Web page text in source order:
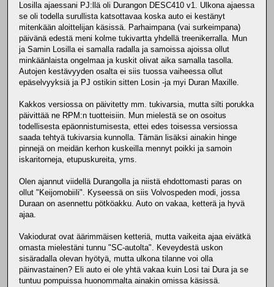
Losilla ajaessani PJ:llä oli Durangon DESC410 v1. Ulkona ajaessa
se oli todella surullista katsottavaa koska auto ei kestänyt
mitenkään aloittelijan käsissä. Parhaimpana (vai surkeimpana)
päivänä edestä meni kolme tukivartta yhdellä treenikerralla. Mun
ja Samin Losilla ei samalla radalla ja samoissa ajoissa ollut
minkäänlaista ongelmaa ja kuskit olivat aika samalla tasolla.
Autojen kestävyyden osalta ei siis tuossa vaiheessa ollut
epäselvyyksiä ja PJ ostikin sitten Losin -ja myi Duran Maxille.
Kakkos versiossa on päivitetty mm. tukivarsia, mutta silti porukka
päivittää ne RPM:n tuotteisiin. Mun mielestä se on osoitus
todellisesta epäonnistumisesta, ettei edes toisessa versiossa
saada tehtyä tukivarsia kunnolla. Tämän lisäksi ainakin hinge
pinnejä on meidän kerhon kuskeilla mennyt poikki ja samoin
iskaritorneja, etupuskureita, yms.
Olen ajannut viidellä Durangolla ja niistä ehdottomasti paras on
ollut "Keijomobiili". Kyseessä on siis Volvospeden modi, jossa
Duraan on asennettu pötköakku. Auto on vakaa, ketterä ja hyvä
ajaa.
Vakiodurat ovat äärimmäisen ketteriä, mutta vaikeita ajaa eivätkä
omasta mielestäni tunnu "SC-autolta". Keveydestä uskon
sisäradalla olevan hyötyä, mutta ulkona tilanne voi olla
päinvastainen? Eli auto ei ole yhtä vakaa kuin Losi tai Dura ja se
tuntuu pompuissa huonommalta ainakin omissa käsissä.